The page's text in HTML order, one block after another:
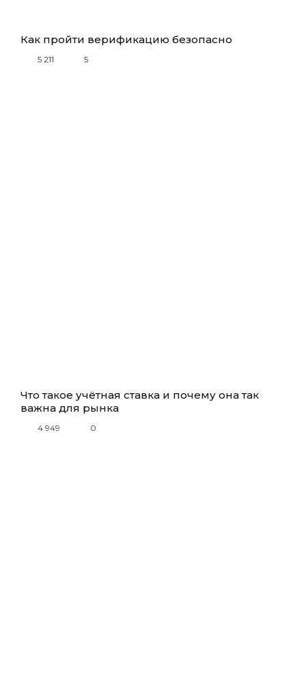
Как пройти верификацию безопасно
5 211 5
Что такое учётная ставка и почему она так
важна для рынка
4 949 0